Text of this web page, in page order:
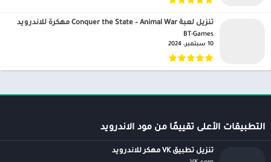
تنزيل لعبة Conquer the State – Animal War مهكرة للاندرويد
BT-Games‏
10 سبتمبر، 2024
التطبيقات الأعلى تقييمًا من مود الاندرويد
تنزيل تطبيق VK مهكر للاندرويد